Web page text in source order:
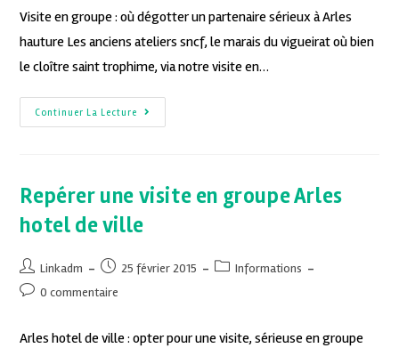
Visite en groupe : où dégotter un partenaire sérieux à Arles
hauture Les anciens ateliers sncf, le marais du vigueirat où bien
le cloître saint trophime, via notre visite en…
Continuer La Lecture
Repérer une visite en groupe Arles
hotel de ville
Linkadm 25 février 2015
Informations
0 commentaire
Arles hotel de ville : opter pour une visite, sérieuse en groupe